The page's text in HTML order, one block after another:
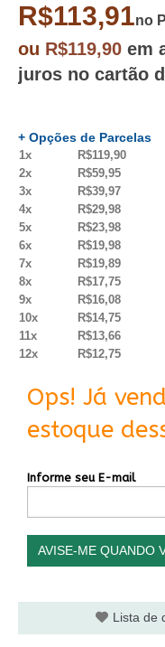
R$113,91no
ou R$119,90 em
juros no cartão
+ Opções de Parcelas
1x R$119,90
2x
R$59,95
3x
R$39,97
4x
R$29,98
5x
R$23,98
6x
R$19,98
7x
R$19,89
8x
R$17,75
9x
R$16,08
10x
R$14,75
11x
R$13,66
12x
R$12,75
Ops! Já
estoque
Informe seu E-mail
AVISE-ME QUANDO
Lista de